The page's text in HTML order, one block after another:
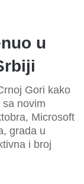
u
Gori kako
novim
Microsoft
grada u
i broj